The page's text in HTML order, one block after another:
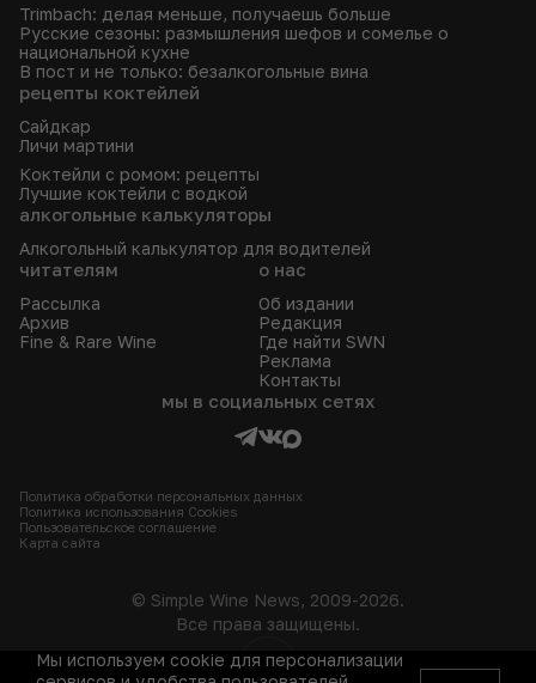
Trimbach: делая меньше, получаешь больше
Русские сезоны: размышления шефов и сомелье о
национальной кухне
В пост и не только: безалкогольные вина
рецепты коктейлей
Сайдкар
Личи мартини
Коктейли с ромом: рецепты
Лучшие коктейли с водкой
алкогольные калькуляторы
Алкогольный калькулятор для водителей
читателям
Рассылка
Архив
Fine & Rare Wine
о нас
Об издании
Редакция
Где найти SWN
Реклама
Контакты
мы в социальных сетях
Политика обработки персональных данных
Политика использования Сookies
Пользовательское соглашение
Карта сайта
18+
© Simple Wine News, 2009-2026.
Все права защищены.
Мы используем cookie для персонализации